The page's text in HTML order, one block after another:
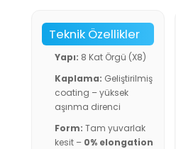
Teknik Özellikler
Yapı: 8 Kat Örgü (X8)
Kaplama: Geliştirilmiş
coating – yüksek
aşınma direnci
Form: Tam yuvarlak
kesit – 0% elongation